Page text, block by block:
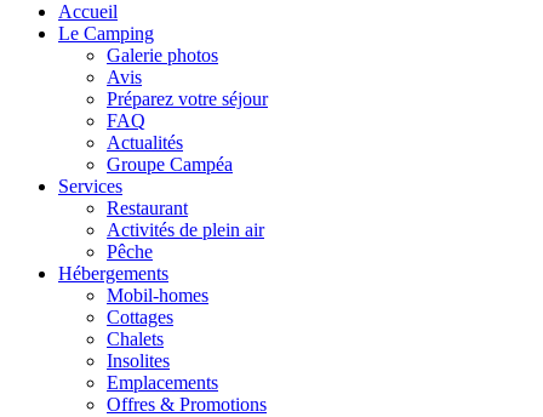
Accueil
Le Camping
Galerie photos
Avis
Préparez votre séjour
FAQ
Actualités
Groupe Campéa
Services
Restaurant
Activités de plein air
Pêche
Hébergements
Mobil-homes
Cottages
Chalets
Insolites
Emplacements
Offres & Promotions